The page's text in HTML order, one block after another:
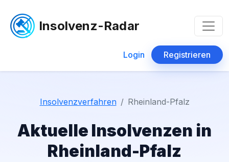
Insolvenz-Radar
Login Registrieren
Insolvenzverfahren Rheinland-Pfalz
Aktuelle Insolvenzen in
Rheinland-Pfalz